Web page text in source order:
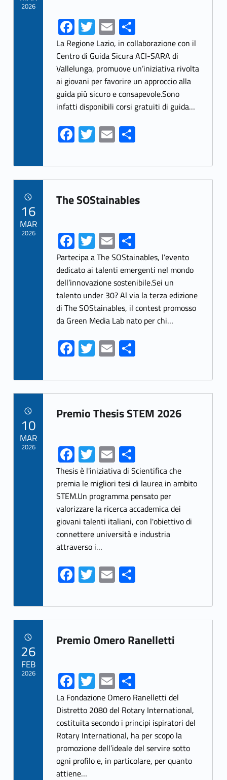
Fa
ce
b
o
o
k
T
w
itt
er
E
m
ai
l
S
h
ar
e
La Regione Lazio, in collaborazione con il
Centro di Guida Sicura ACI-SARA di
Vallelunga, promuove un’iniziativa rivolta
ai giovani per favorire un approccio alla
guida più sicuro e consapevole.Sono
infatti disponibili corsi gratuiti di guida…
Fa
ce
b
o
o
T
w
itt
er
E
m
ai
l
S
ar
e
2026
Link identifier archive #link-archive-37118
The SOStainables
Fa
ce
b
o
o
k
T
w
itt
er
E
m
ai
l
S
h
ar
e
Partecipa a The SOStainables, l’evento
dedicato ai talenti emergenti nel mondo
dell’innovazione sostenibile.Sei un
talento under 30? Al via la terza edizione
di The SOStainables, il contest promosso
da Green Media Lab nato per chi…
Fa
ce
b
o
o
T
w
itt
er
E
m
ai
l
S
h
ar
e
16
MAR
2026
Link identifier archive #link-archive-53583
Premio Thesis STEM 2026
Fa
ce
b
o
o
k
T
w
itt
er
E
m
ai
l
S
h
ar
e
Thesis è l'iniziativa di Scientifica che
premia le migliori tesi di laurea in ambito
STEM.Un programma pensato per
valorizzare la ricerca accademica dei
giovani talenti italiani, con l'obiettivo di
connettere università e industria
attraverso i…
Fa
ce
b
o
o
T
w
itt
er
E
m
ai
l
S
ar
e
10
MAR
2026
Link identifier archive #link-archive-7319
Premio Omero Ranelletti
Fa
ce
b
o
o
k
T
w
itt
er
E
m
ai
l
S
h
ar
e
La Fondazione Omero Ranelletti del
Distretto 2080 del Rotary International,
costituita secondo i principi ispiratori del
Rotary International, ha per scopo la
promozione dell’ideale del servire sotto
ogni profilo e, in particolare, per quanto
attiene…
26
FEB
2026